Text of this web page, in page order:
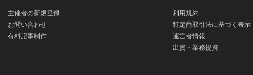
主催者の新規登録
お問い合わせ
有料記事制作
利用規約
特定商取引法に基づく表示
運営者情報
出資・業務提携